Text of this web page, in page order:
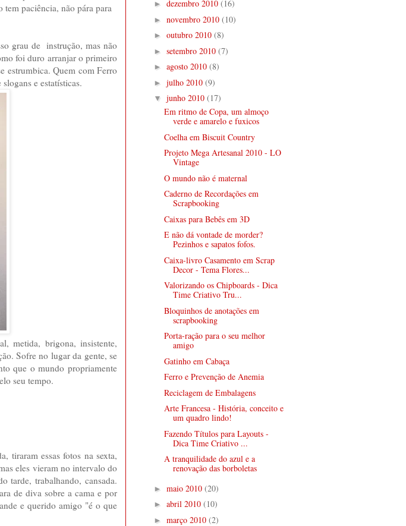
paciência, não pára para
grau de instrução, mas não
foi duro arranjar o primeiro
estrumbica. Quem com Ferro
e estatísticas.
metida, brigona, insistente,
Sofre no lugar da gente, se
que o mundo propriamente
seu tempo.
tiraram essas fotos na sexta,
eles vieram no intervalo do
tarde, trabalhando, cansada.
de diva sobre a cama e por
e querido amigo "é o que
► dezembro 2010 (16)
► novembro 2010 (10)
► outubro 2010 (8)
► setembro 2010 (7)
► agosto 2010 (8)
► julho 2010 (9)
▼ junho 2010 (17)
Em ritmo de Copa, um almoço
verde e amarelo e fuxicos
Coelha em Biscuit Country
Projeto Mega Artesanal 2010 - LO
Vintage
O mundo não é maternal
Caderno de Recordações em
Scrapbooking
Caixas para Bebês em 3D
E não dá vontade de morder?
Pezinhos e sapatos fofos.
Caixa-livro Casamento em Scrap
Decor - Tema Flores...
Valorizando os Chipboards - Dica
Time Criativo Tru...
Bloquinhos de anotações em
scrapbooking
Porta-ração para o seu melhor
amigo
Gatinho em Cabaça
Ferro e Prevenção de Anemia
Reciclagem de Embalagens
Arte Francesa - História, conceito e
um quadro lindo!
Fazendo Títulos para Layouts -
Dica Time Criativo ...
A tranquilidade do azul e a
renovação das borboletas
► maio 2010 (20)
► abril 2010 (10)
► março 2010 (2)